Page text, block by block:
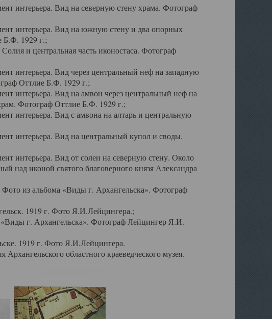
интерьера. Вид на северную стену храма. Фотограф
интерьера. Вид на южную стену и два опорных
Б.Ф. 1929 г.;
и центральная часть иконостаса. Фотограф
интерьера. Вид через центральный неф на западную
Оттлие Б.Ф. 1929 г.;
интерьера. Вид на амвон через центральный неф на
Фотограф Оттлие Б.Ф. 1929 г.;
интерьера. Вид с амвона на алтарь и центральную
интерьера. Вид на центральный купол и своды.
интерьера. Вид от солеи на северную стену. Около
над иконой святого благоверного князя Александра
из альбома «Виды г. Архангельска». Фотограф
1919 г. Фото Я.И.Лейцингера.;
г. Архангельска». Фотограф Лейцингер Я.И.
1919 г. Фото Я.И.Лейцингера.
областного краеведческого музея.